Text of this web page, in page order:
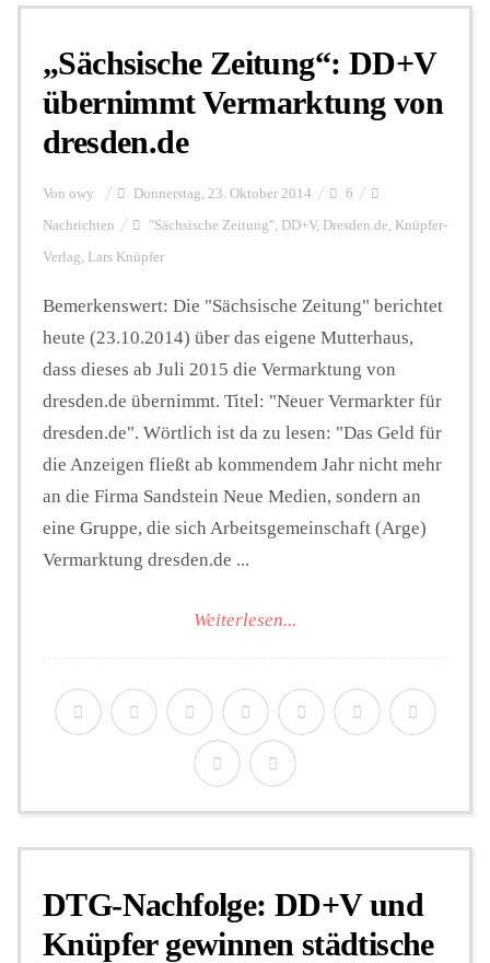
Personalien
Hintergrund
FUNKTURM-Beiträge
Podcast
Seminare
Unterstützen
„Sächsische Zeitung“: DD+V
übernimmt Vermarktung von
dresden.de
Von owy Donnerstag, 23. Oktober 2014 6
Nachrichten "Sächsische Zeitung", DD+V, Dresden.de, Knüpfer-
Verlag, Lars Knüpfer
Bemerkenswert: Die "Sächsische Zeitung" berichtet
heute (23.10.2014) über das eigene Mutterhaus,
dass dieses ab Juli 2015 die Vermarktung von
dresden.de übernimmt. Titel: "Neuer Vermarkter für
dresden.de". Wörtlich ist da zu lesen: "Das Geld für
die Anzeigen fließt ab kommendem Jahr nicht mehr
an die Firma Sandstein Neue Medien, sondern an
eine Gruppe, die sich Arbeitsgemeinschaft (Arge)
Vermarktung dresden.de ...
Weiterlesen...
DTG-Nachfolge: DD+V und
Knüpfer gewinnen städtische